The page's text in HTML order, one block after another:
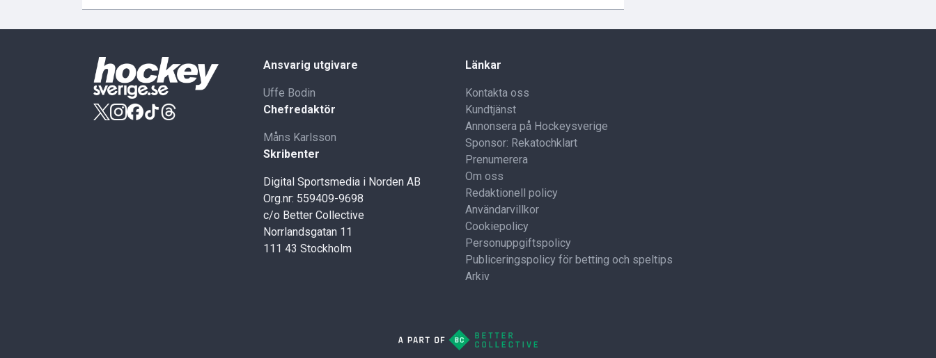
Ansvarig utgivare
Uffe Bodin
Chefredaktör
Måns Karlsson
Skribenter
Digital Sportsmedia i Norden AB
Org.nr: 559409-9698
c/o Better Collective
Norrlandsgatan 11
111 43 Stockholm
Länkar
Kontakta oss
Kundtjänst
Annonsera på Hockeysverige
Sponsor: Rekatochklart
Prenumerera
Om oss
Redaktionell policy
Användarvillkor
Cookiepolicy
Personuppgiftspolicy
Publiceringspolicy för betting och speltips
Arkiv